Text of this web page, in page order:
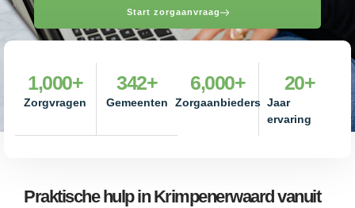
Start zorgaanvraag
Zorgvragen
1,000+
Gemeenten
342+
Zorgaanbieders
6,000+
Jaar
ervaring
20+
Praktische hulp in Krimpenerwaard vanuit